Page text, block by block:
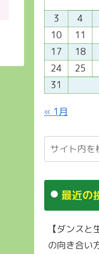
3
4
10
11
17
18
24
25
31
« 1月
最近の
【ダンス
の向き合い